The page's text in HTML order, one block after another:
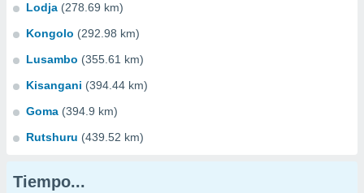
Lodja (278.69 km)
Kongolo (292.98 km)
Lusambo (355.61 km)
Kisangani (394.44 km)
Goma (394.9 km)
Rutshuru (439.52 km)
Tiempo...